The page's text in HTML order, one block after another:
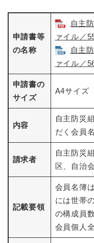
申請書等
の名称
自主
ァイル／
自主
ァイル／
申請書の
サイズ
A4サイズ
内容
自主防災
だく会員
請求者
自主防災
区、自治
記載要領
会員名簿
には世帯
の構成員
会員個人